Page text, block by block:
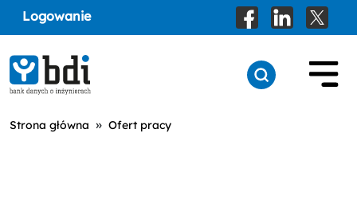
Logowanie
Strona główna » Ofert pracy